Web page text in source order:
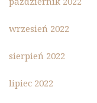
wrzesień 2022
sierpień 2022
lipiec 2022